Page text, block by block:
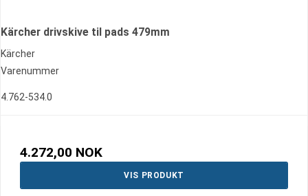
Kärcher drivskive til pads 479mm
Kärcher
Varenummer
4.762-534.0
4.272,00 NOK
VIS PRODUKT